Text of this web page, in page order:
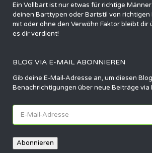
Ein Vollbart ist nur etwas für richtige
deinen Barttypen oder Bartstil von richtigen
mit oder ohne den Verwöhn Faktor bleibt dir
es dir verdient!
BLOG VIA E-MAIL ABONNIEREN
Gib deine E-Mail-Adresse an, um diesen
Benachrichtigungen über neue Beiträge via
E-
Mail-
Abonnieren